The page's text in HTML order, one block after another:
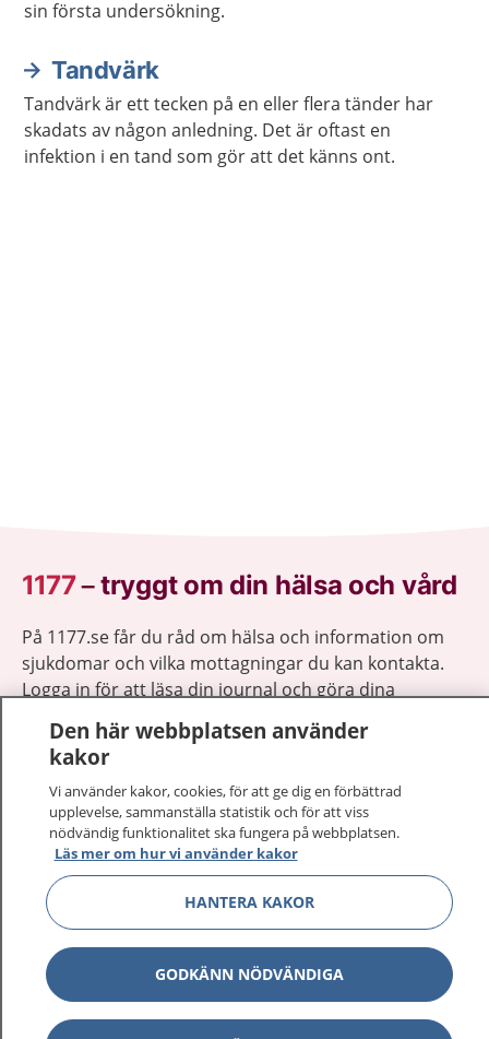
sin första undersökning.
Tandvärk
Tandvärk är ett tecken på en eller flera tänder har
skadats av någon anledning. Det är oftast en
infektion i en tand som gör att det känns ont.
1177–tryggt om din hälsa och vård
På 1177.se får du råd om hälsa och information om
sjukdomar och vilka mottagningar du kan kontakta.
Logga in för att läsa din journal och göra dina
sjukvårdsrådgivning dygnet runt.
1177 ger dig råd när du vill må bättre.
1177 på flera språk Visa
Om 1177 Visa
Kontakt Visa
Den här webbplatsen använder
kakor
Vi använder kakor, cookies, för att ge dig en förbättrad
upplevelse, sammanställa statistik och för att viss
nödvändig funktionalitet ska fungera på webbplatsen.
Läs mer om hur vi använder kakor
HANTERA KAKOR
GODKÄNN NÖDVÄNDIGA